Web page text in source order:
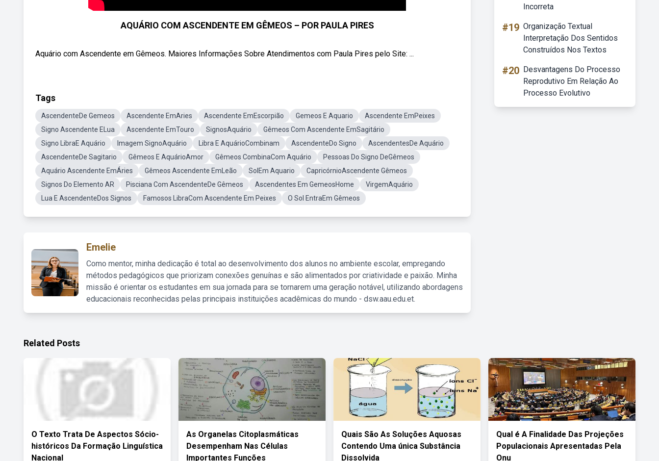
AQUÁRIO COM ASCENDENTE EM GÊMEOS – POR PAULA PIRES
Aquário com Ascendente em Gêmeos. Maiores Informações Sobre Atendimentos com Paula Pires pelo Site: ...
Tags
AscendenteDe Gemeos Ascendente EmAries Ascendente EmEscorpião Gemeos E Aquario
Ascendente EmPeixes
Signo Ascendente ELua
Ascendente EmTouro SignosAquário
Gêmeos Com Ascendente EmSagitário
Signo LibraE Aquário
Imagem SignoAquário Libra E AquárioCombinam AscendenteDo Signo
AscendentesDe Aquário
AscendenteDe Sagitario
Gêmeos E AquárioAmor Gêmeos CombinaCom Aquário
Pessoas Do Signo DeGêmeos
Aquário Ascendente EmÁries
Gêmeos Ascendente EmLeão SolEm Aquario
CapricórnioAscendente Gêmeos
Signos Do Elemento AR
Pisciana Com AscendenteDe Gêmeos Ascendentes Em GemeosHome
VirgemAquário
Lua E AscendenteDos Signos
Famosos LibraCom Ascendente Em Peixes O Sol EntraEm Gêmeos
Emelie
Como mentor, minha dedicação é total ao desenvolvimento dos alunos no ambiente escolar, empregando
métodos pedagógicos que priorizam conexões genuínas e são alimentados por criatividade e paixão. Minha
missão é orientar os estudantes em sua jornada para se tornarem uma geração notável, utilizando abordagens
educacionais reconhecidas pelas principais instituições acadêmicas do mundo - dsw.aau.edu.et.
Incorreta
#19 Organização Textual
Interpretação Dos Sentidos
Construídos Nos Textos
#20 Desvantagens Do Processo
Reprodutivo Em Relação Ao
Processo Evolutivo
Related Posts
O Texto Trata De Aspectos Sócio-
históricos Da Formação Linguística
Nacional
As Organelas Citoplasmáticas
Desempenham Nas Células
Importantes Funções
Quais São As Soluções Aquosas
Contendo Uma única Substância
Dissolvida
Qual é A Finalidade Das Projeções
Populacionais Apresentadas Pela
Onu